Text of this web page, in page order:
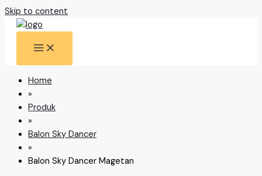
Skip to content
Home
»
Produk
»
Balon Sky Dancer
»
Balon Sky Dancer Magetan